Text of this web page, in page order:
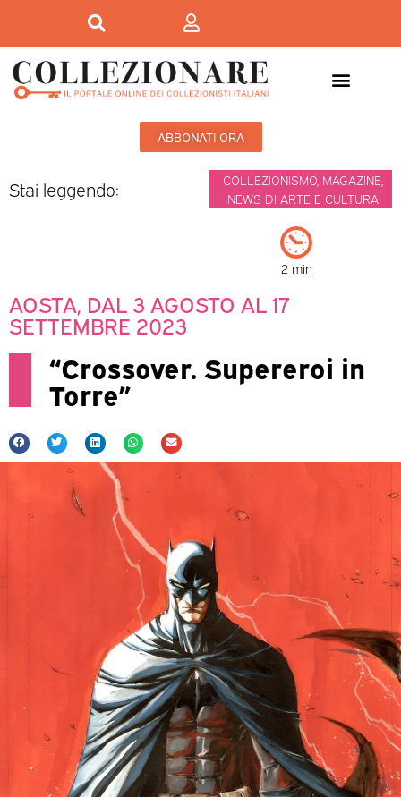
ABBONATI ORA
Stai leggendo: COLLEZIONISMO MAGAZINE
NEWS DI ARTE E CULTURA
2 min
AOSTA, DAL 3 AGOSTO AL 17
SETTEMBRE 2023
“Crossover. Supereroi in
Torre”